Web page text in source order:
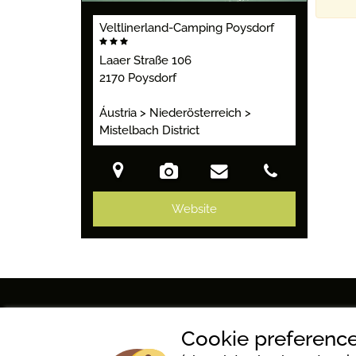
Veltlinerland-Camping Poysdorf
Laaer Straße 106
2170 Poysdorf
Áustria > Niederösterreich >
Mistelbach District
Website
Laaer Straße 106
Cookie